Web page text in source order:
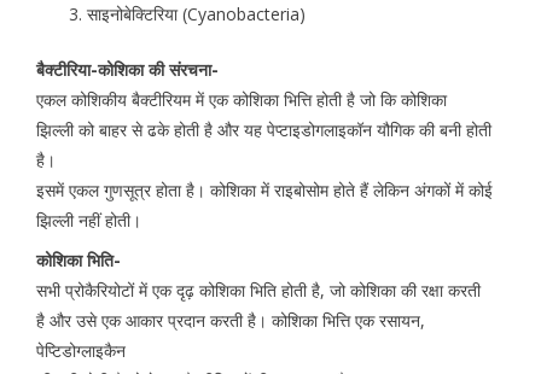
साइनोबेक्टिरिया (Cyanobacteria)
बैक्टीरिया-कोशिका की संरचना-
एकल कोशिकीय बैक्टीरियम में एक कोशिका भित्ति होती है जो कि कोशिका
झिल्ली को बाहर से ढके होती है और यह पेप्टाइडोगलाइकॉन यौगिक की बनी होती
है।
इसमें एकल गुणसूत्र होता है। कोशिका में राइबोसोम होते हैं लेकिन अंगकों में कोई
झिल्ली नहीं होती।
कोशिका भिति-
सभी प्रोकैरियोटों में एक दृढ़ कोशिका भिति होती है, जो कोशिका की रक्षा करती
है और उसे एक आकार प्रदान करती है। कोशिका भित्ति एक रसायन,
पेप्टिडोग्लाइकैन